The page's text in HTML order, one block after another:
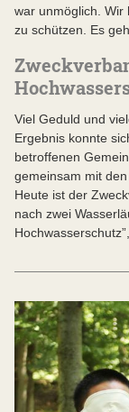
war unmöglich. Wir
zu schützen. Es
Viel Geduld und
Ergebnis konnte
betroffenen
gemeinsam mit
Heute ist der
nach zwei